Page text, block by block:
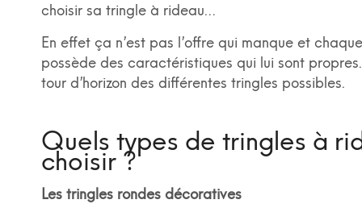
choisir sa tringle à rideau…
En effet ça n’est pas l’offre qui manque et
possède des caractéristiques qui lui sont
tour d’horizon des différentes tringles possibles.
Quels types de tringles à
choisir ?
Les tringles rondes décoratives